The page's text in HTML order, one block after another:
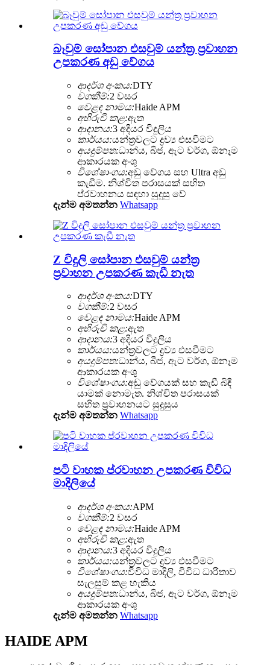
බෑවුම් සෝපාන එසවුම් යන්ත්‍ර ප්‍රවාහන
උපකරණ අඩු වේගය
ආදර්ශ අංකය:DTY
වගකීම්:2 වසර
වෙළඳ නාමය:Haide APM
අභිරුචි කළ:ඇත
ආදානය:3 අදියර විදුලිය
කාර්යය:යන්ත්‍රවලට ද්‍රව්‍ය එසවීමට
අයදුම්පත:ධාන්ය, බීජ, ඇට වර්ග, ඕනෑම
ආකාරයක අංශු
විශේෂාංගය:අඩු වේගය සහ Ultra අඩු
කැඩීම. නිශ්චිත පරාසයක් සහිත
ප්රවාහනය සඳහා සුදුසු වේ
දැන්ම අමතන්න Whatsapp
Z විදුලි සෝපාන එසවුම් යන්ත්‍ර
ප්‍රවාහන උපකරණ කැඩී නැත
ආදර්ශ අංකය:DTY
වගකීම්:2 වසර
වෙළඳ නාමය:Haide APM
අභිරුචි කළ:ඇත
ආදානය:3 අදියර විදුලිය
කාර්යය:යන්ත්‍රවලට ද්‍රව්‍ය එසවීමට
අයදුම්පත:ධාන්ය, බීජ, ඇට වර්ග, ඕනෑම
ආකාරයක අංශු
විශේෂාංගය:අඩු වේගයක් සහ කැඩී බිඳී
යාමක් නොමැත. නිශ්චිත පරාසයක්
සහිත ප්‍රවාහනයට සුදුසුය
දැන්ම අමතන්න Whatsapp
පටි වාහක ප්රවාහන උපකරණ විවිධ
මාදිලියේ
ආදර්ශ අංකය:APM
වගකීම්:2 වසර
වෙළඳ නාමය:Haide APM
අභිරුචි කළ:ඇත
ආදානය:3 අදියර විදුලිය
කාර්යය:යන්ත්‍රවලට ද්‍රව්‍ය එසවීමට
විශේෂාංගය:විවිධ මාදිලි, විවිධ ධාරිතාව
සැලසුම් කළ හැකිය
අයදුම්පත:ධාන්ය, බීජ, ඇට වර්ග, ඕනෑම
ආකාරයක අංශු
දැන්ම අමතන්න Whatsapp
HAIDE APM